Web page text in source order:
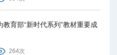
育部“新时代系列”教材重要成
264次